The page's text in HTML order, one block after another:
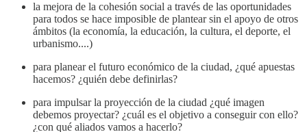
la mejora de la cohesión social a través de las oportunidades
para todos se hace imposible de plantear sin el apoyo de otros
ámbitos (la economía, la educación, la cultura, el deporte, el
urbanismo....)
para planear el futuro económico de la ciudad, ¿qué apuestas
hacemos? ¿quién debe definirlas?
para impulsar la proyección de la ciudad ¿qué imagen
debemos proyectar? ¿cuál es el objetivo a conseguir con ello?
¿con qué aliados vamos a hacerlo?